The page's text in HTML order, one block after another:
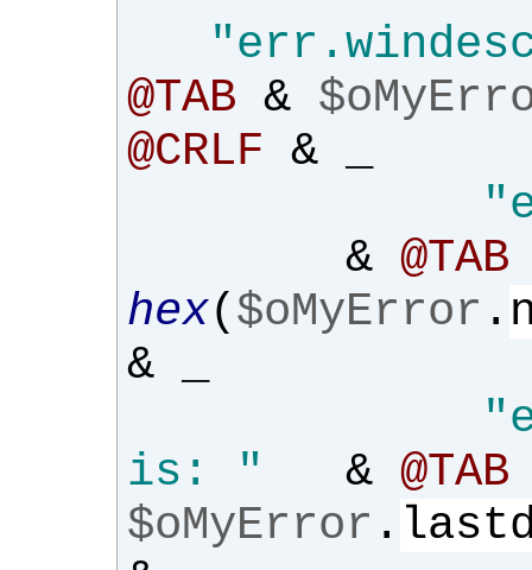
@TAB &
@CRLF & _
& @TAB
hex($oMyError .
& _
is: "
& @TAB
$oMyError .